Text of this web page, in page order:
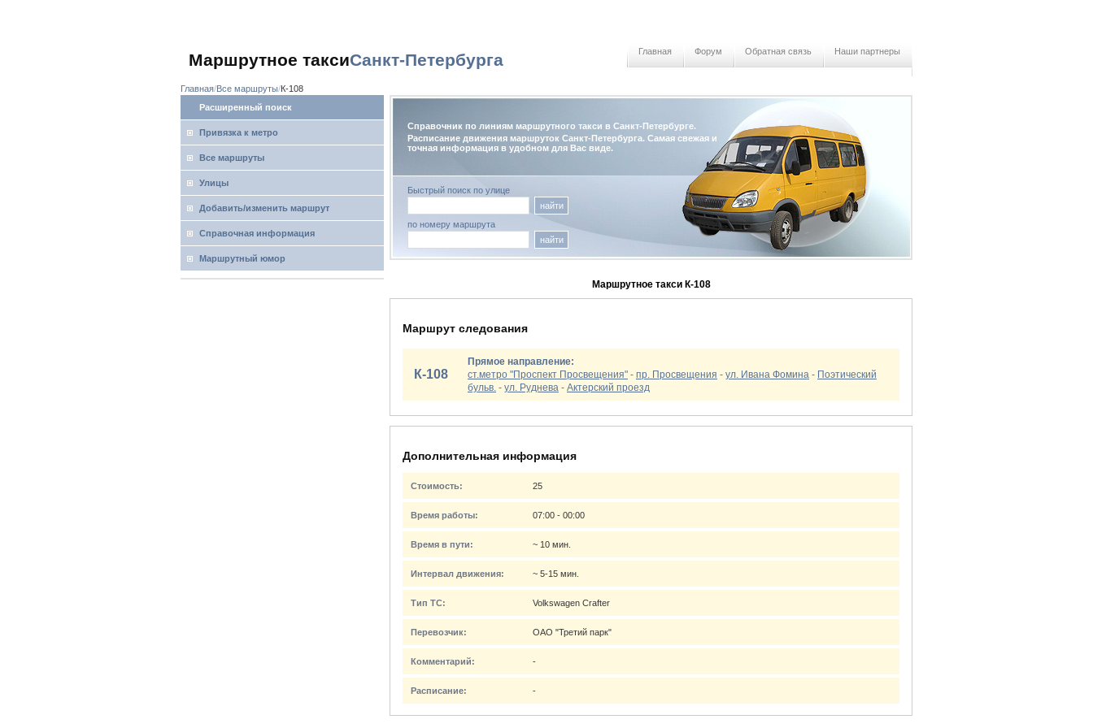
Маршрутное таксиСанкт-Петербурга Главная Форум Обратная связь Наши партнеры
Главная Все маршруты К-108
Расширенный поиск
Привязка к метро
Все маршруты
Улицы
Добавить/изменить маршрут
Справочная информация
Маршрутный юмор
Справочник по линиям маршрутного такси в Санкт-Петербурге.
Расписание движения маршруток Санкт-Петербурга. Самая свежая и
точная информация в удобном для Вас виде.
Быстрый поиск по улице
найти
по номеру маршрута
найти
Маршрутное такси К-108
Маршрут следования
К-108
Прямое направление:
ст.метро "Проспект Просвещения" - пр. Просвещения - ул. Ивана Фомина - Поэтический
бульв. - ул. Руднева - Актерский проезд
Дополнительная информация
Стоимость: 25
Время работы: 07:00 - 00:00
Время в пути: ~ 10 мин.
Интервал движения: ~ 5-15 мин.
Тип ТС: Volkswagen Crafter
Перевозчик: ОАО "Третий парк"
Комментарий: -
Расписание: -